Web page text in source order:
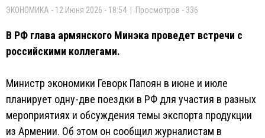
ЭКОНОМИКА - 12 Июня 2026 - 18:54 | Просмотров - 336
В РФ глава армянского Минэка проведет встречи с
российскими коллегами.
Министр экономики Геворк Папоян в июне и июле
планирует одну-две поездки в РФ для участия в разных
мероприятиях и обсуждения темы экспорта продукции
из Армении. Об этом он сообщил журналистам в